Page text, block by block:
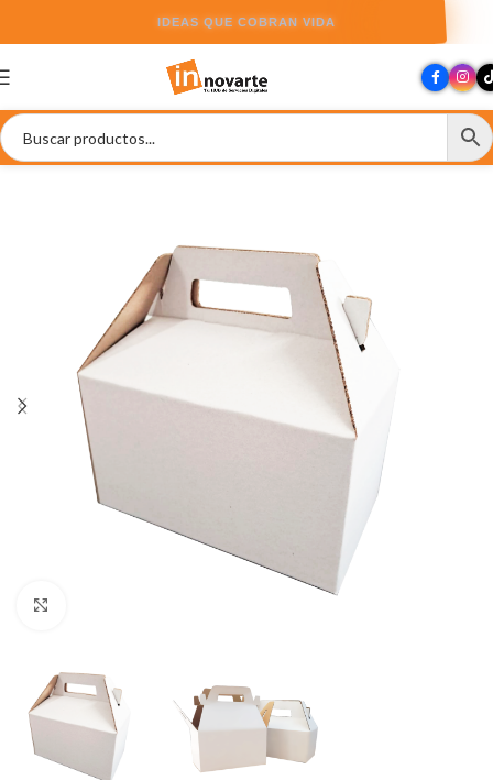
IDEAS QUE COBRAN VIDA